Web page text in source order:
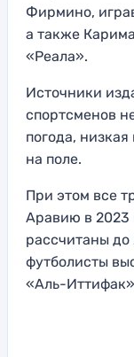
Фирмино,
а также
«Реала».
Источники
спортсменов
погода,
на поле.
При этом все
Аравию в 2023
рассчитаны до
футболисты
«Аль-